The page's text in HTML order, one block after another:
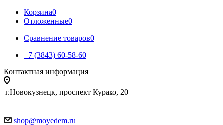
Корзина0
Отложенные0
Сравнение товаров0
+7 (3843) 60-58-60
Контактная информация
г.Новокузнецк, проспект Курако, 20
shop@moyedem.ru